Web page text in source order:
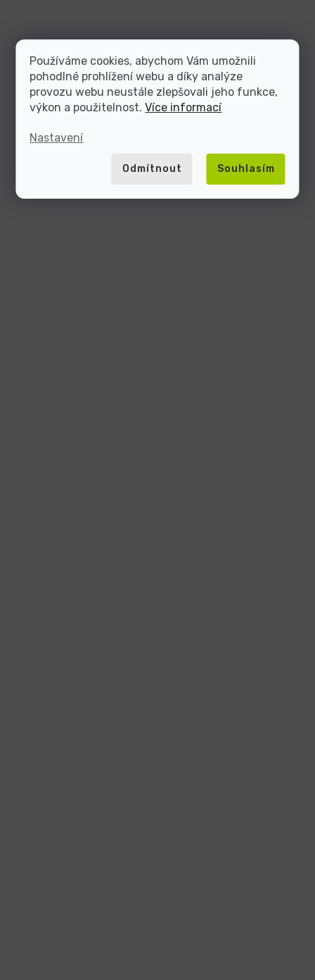
Používáme cookies, abychom Vám umožnili
pohodlné prohlížení webu a díky analýze
provozu webu neustále zlepšovali jeho funkce,
výkon a použitelnost.Více informací
Nastavení
Odmítnout Souhlasím